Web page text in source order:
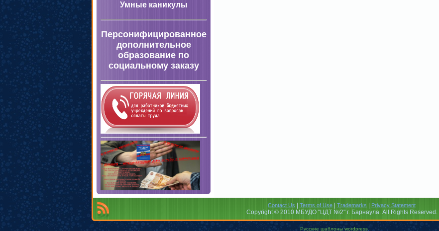
Умные каникулы
Персонифицированное
дополнительное
образование по
социальному заказу
Contact Us Terms of Use Trademarks Privacy Statement
Copyright © 2010 МБУДО "ЦДТ №2" г. Барнаула. All Rights Reserved.
Русские шаблоны wordpress.